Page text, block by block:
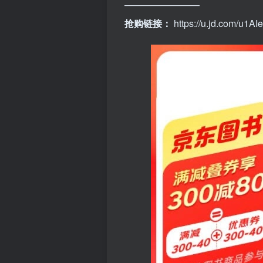
————————
抢购链接： https://u.jd.com/